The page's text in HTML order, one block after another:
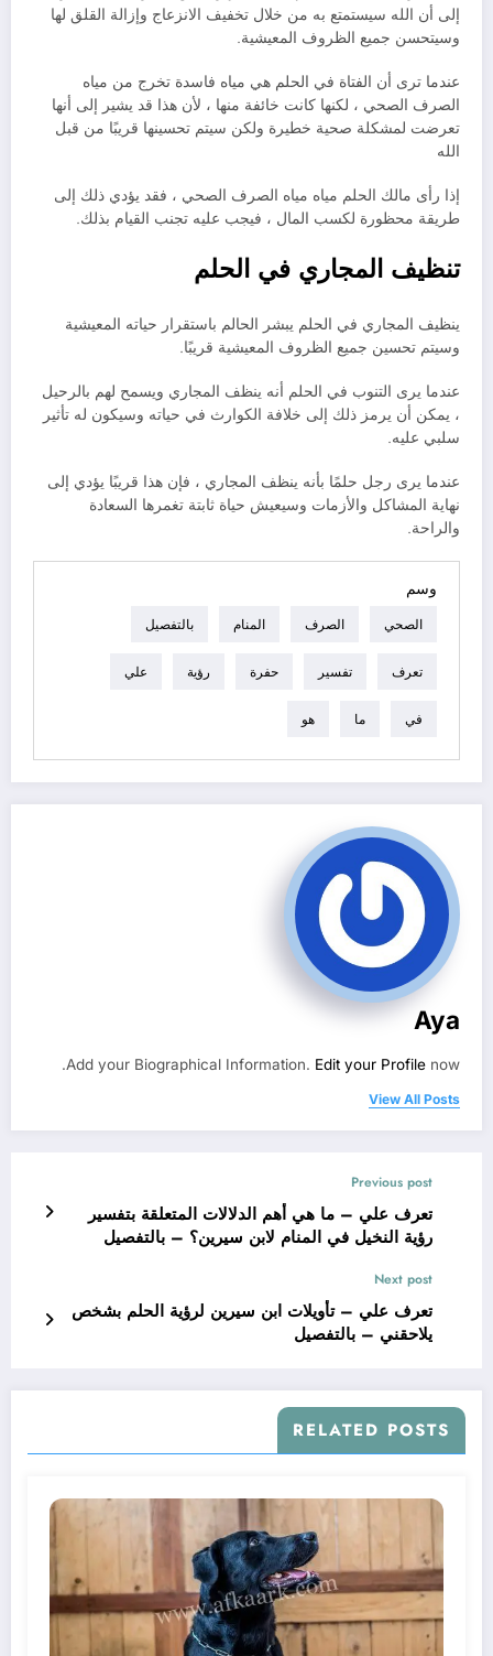
إلى أن الله سيستمتع به من خلال تخفيف الانزعاج وإزالة القلق لها
وسيتحسن جميع الظروف المعيشية.
عندما ترى أن الفتاة في الحلم هي مياه فاسدة تخرج من مياه
الصرف الصحي ، لكنها كانت خائفة منها ، لأن هذا قد يشير إلى أنها
تعرضت لمشكلة صحية خطيرة ولكن سيتم تحسينها قريبًا من قبل
الله
إذا رأى مالك الحلم مياه مياه الصرف الصحي ، فقد يؤدي ذلك إلى
طريقة محظورة لكسب المال ، فيجب عليه تجنب القيام بذلك.
تنظيف المجاري في الحلم
ينظيف المجاري في الحلم يبشر الحالم باستقرار حياته المعيشية
وسيتم تحسين جميع الظروف المعيشية قريبًا.
عندما يرى التنوب في الحلم أنه ينظف المجاري ويسمح لهم بالرحيل
، يمكن أن يرمز ذلك إلى خلافة الكوارث في حياته وسيكون له تأثير
سلبي عليه.
عندما يرى رجل حلمًا بأنه ينظف المجاري ، فإن هذا قريبًا يؤدي إلى
نهاية المشاكل والأزمات وسيعيش حياة ثابتة تغمرها السعادة
والراحة.
وسم
الصحي الصرف المنام بالتفصيل
تعرف تفسير حفرة رؤية علي
في ما هو
Aya
Add your Biographical Information. Edit your Profile now.
View All Posts
Previous post
تعرف علي – ما هي أهم الدلالات المتعلقة بتفسير
رؤية النخيل في المنام لابن سيرين؟ – بالتفصيل
Next post
تعرف علي – تأويلات ابن سيرين لرؤية الحلم بشخص
يلاحقني – بالتفصيل
RELATED POSTS